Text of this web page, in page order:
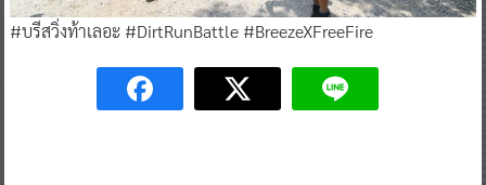
#บรีสวิ่งท้าเลอะ #DirtRunBattle #BreezeXFreeFire